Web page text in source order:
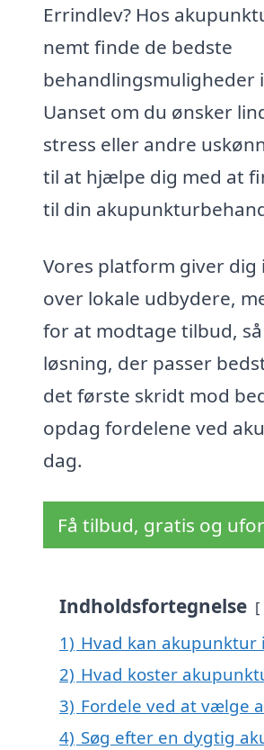
Errindlev? Hos
nemt finde de bedste
behandlingsmuligheder
Uanset om du ønsker
stress eller andre
til at hjælpe dig med at
til din
Vores platform giver dig
over lokale udbydere,
for at modtage tilbud,
løsning, der passer
det første skridt mod
opdag fordelene ved
dag.
Få tilbud, gratis og
Indholdsfortegnelse
1) Hvad kan
2) Hvad koster
3) Fordele ved at vælge
4) Søg efter en dygtig